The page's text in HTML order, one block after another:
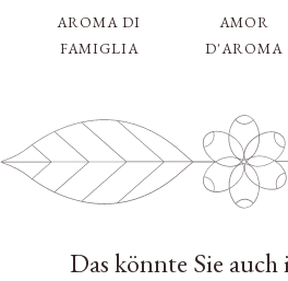
AROMA DI
FAMIGLIA
AMOR
D'AROMA
Das könnte Sie auch